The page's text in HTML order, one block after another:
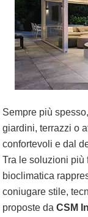
Sempre più
giardini, terrazzi o
confortevoli e dal
Tra le soluzioni più
bioclimatica
coniugare stile,
proposte daCSM